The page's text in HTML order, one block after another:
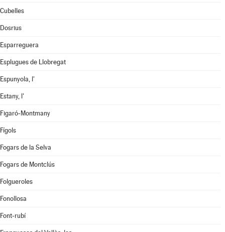
Cubelles
Dosrius
Esparreguera
Esplugues de Llobregat
Espunyola, l'
Estany, l'
Figaró-Montmany
Fígols
Fogars de la Selva
Fogars de Montclús
Folgueroles
Fonollosa
Font-rubí